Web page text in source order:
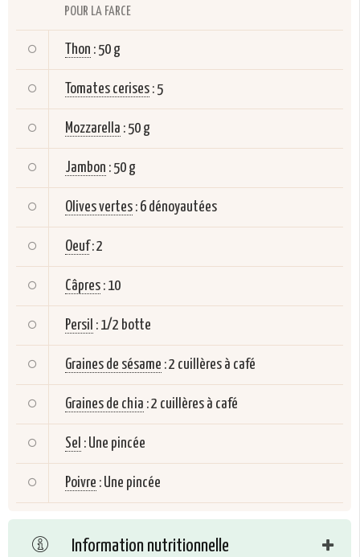
POUR LA FARCE
Thon : 50 g
Tomates cerises : 5
Mozzarella : 50 g
Jambon : 50 g
Olives vertes : 6 dénoyautées
Oeuf :2
Câpres : 10
Persil : 1/2 botte
Graines de sésame :2 cuillères à café
Graines de chia :2 cuillères à café
Sel : Une pincée
Poivre : Une pincée
Information nutritionnelle